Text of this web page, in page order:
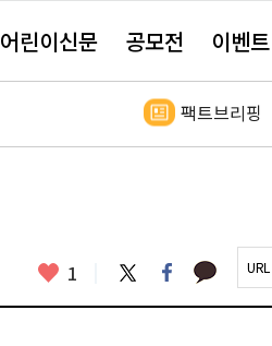
어린이신문 공모전 이벤트
팩트브리핑
좋
요
1 트
위
터
페
이
스
카
카 페
이
지